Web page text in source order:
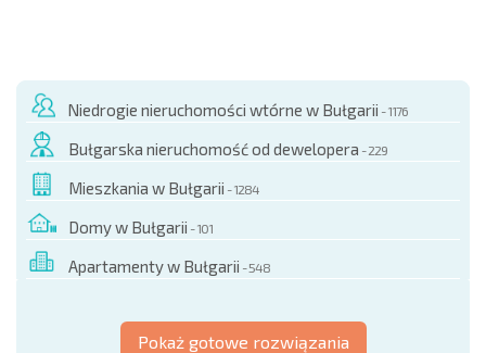
Niedrogie nieruchomości wtórne w Bułgarii - 1176
Bułgarska nieruchomość od dewelopera - 229
Mieszkania w Bułgarii - 1284
Domy w Bułgarii - 101
Apartamenty w Bułgarii - 548
Pokaż gotowe rozwiązania